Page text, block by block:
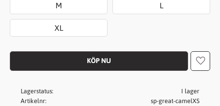
M L
XL
Lägg
Lagerstatus
I lager
Artikelnr
sp-great-camelXS